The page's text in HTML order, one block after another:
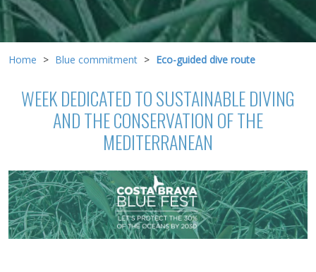
Home Blue commitment Eco-guided dive route
WEEK DEDICATED TO SUSTAINABLE DIVING
AND THE CONSERVATION OF THE
MEDITERRANEAN